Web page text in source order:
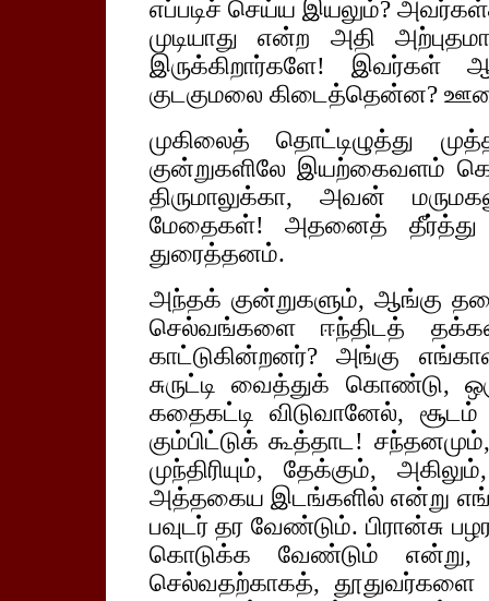
எப்படிச் செய்ய இயலும்?
முடியாது என்ற அதி
இருக்கிறார்களே! இவர்கள்
குடகுமலை கிடைத்தென்ன?
முகிலைத் தொட்டிழுத்து
குன்றுகளிலே இயற்கைவளம்
திருமாலுக்கா, அவன்
மேதைகள்! அதனைத் தீர்த்து
துரைத்தனம்.
அந்தக் குன்றுகளும், ஆங்கு
செல்வங்களை ஈந்திடத்
காட்டுகின்றனர்? அங்கு
சுருட்டி வைத்துக் கொண்டு,
கதைகட்டி விடுவானேல்,
கும்பிட்டுக் கூத்தாட!
முந்திரியும், தேக்கும்,
அத்தகைய இடங்களில் என்று
பவுடர் தர வேண்டும். பிரான்சு
கொடுக்க வேண்டும் என்று,
செல்வதற்காகத், தூதுவர்களை